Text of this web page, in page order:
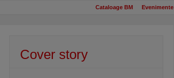
Cataloage BM Evenimente
Cover story